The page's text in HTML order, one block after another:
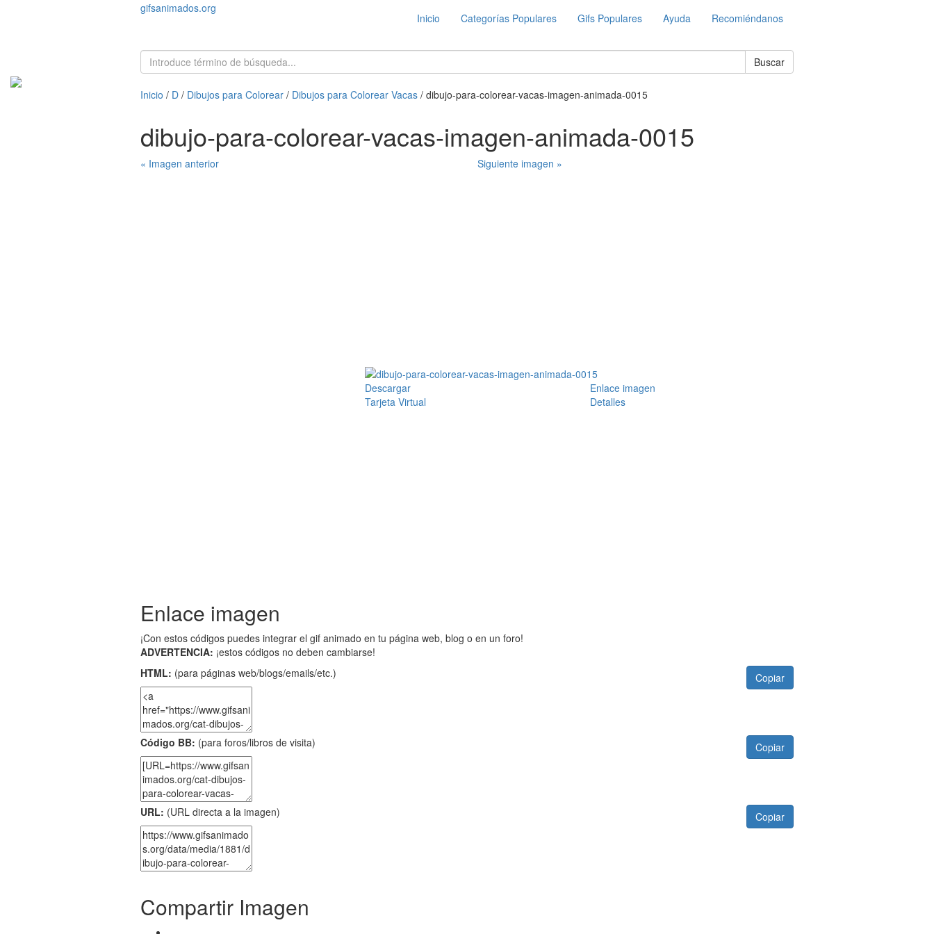
gifsanimados.org
Inicio Categorías Populares Gifs Populares Ayuda Recomiéndanos
Buscar
Inicio / D / Dibujos para Colorear / Dibujos para Colorear Vacas / dibujo-para-colorear-vacas-imagen-animada-0015
dibujo-para-colorear-vacas-imagen-animada-0015
« Imagen anterior Siguiente imagen »
Descargar
Enlace imagen
Tarjeta Virtual
Detalles
Enlace imagen
¡Con estos códigos puedes integrar el gif animado en tu página web, blog o en un foro!
ADVERTENCIA: ¡estos códigos no deben cambiarse!
HTML: (para páginas web/blogs/emails/etc.) Copiar
Código BB: (para foros/libros de visita) Copiar
URL: (URL directa a la imagen) Copiar
Compartir Imagen